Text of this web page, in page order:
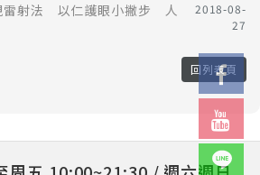
雷射法 以仁護眼小撇步 人
2018-08-
27
回列表頁